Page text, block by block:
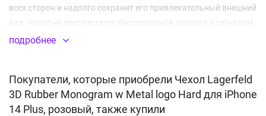
всех сторон и надолго сохранит его привлекательный внешний
вид. Чехол не препятствует беспроводной зарядке и сигналам
NFC.
Материал:резина(TPU), пластик
подробнее
Покупатели, которые приобрели Чехол Lagerfeld
3D Rubber Monogram w Metal logo Hard для iPhone
14 Plus, розовый, также купили